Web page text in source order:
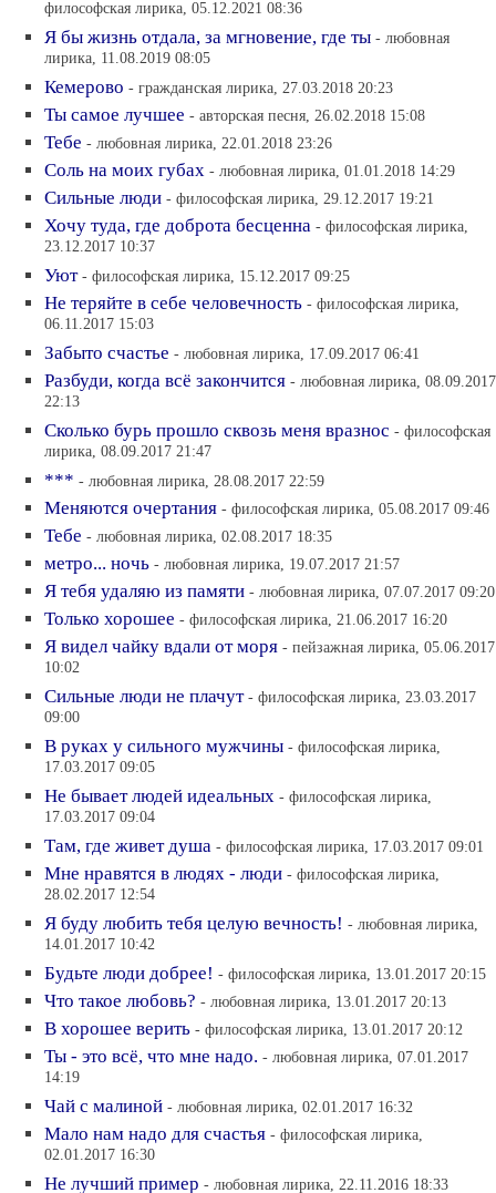
философская лирика, 05.12.2021 08:36
Я бы жизнь отдала, за мгновение, где ты - любовная
лирика, 11.08.2019 08:05
Кемерово - гражданская лирика, 27.03.2018 20:23
Ты самое лучшее - авторская песня, 26.02.2018 15:08
Тебе - любовная лирика, 22.01.2018 23:26
Соль на моих губах - любовная лирика, 01.01.2018 14:29
Сильные люди - философская лирика, 29.12.2017 19:21
Хочу туда, где доброта бесценна - философская лирика,
23.12.2017 10:37
Уют - философская лирика, 15.12.2017 09:25
Не теряйте в себе человечность - философская лирика,
06.11.2017 15:03
Забыто счастье - любовная лирика, 17.09.2017 06:41
Разбуди, когда всё закончится - любовная лирика, 08.09.2017
22:13
Сколько бурь прошло сквозь меня вразнос - философская
лирика, 08.09.2017 21:47
*** - любовная лирика, 28.08.2017 22:59
Меняются очертания - философская лирика, 05.08.2017 09:46
Тебе - любовная лирика, 02.08.2017 18:35
метро... ночь - любовная лирика, 19.07.2017 21:57
Я тебя удаляю из памяти - любовная лирика, 07.07.2017 09:20
Только хорошее - философская лирика, 21.06.2017 16:20
Я видел чайку вдали от моря - пейзажная лирика, 05.06.2017
10:02
Сильные люди не плачут - философская лирика, 23.03.2017
09:00
В руках у сильного мужчины - философская лирика,
17.03.2017 09:05
Не бывает людей идеальных - философская лирика,
17.03.2017 09:04
Там, где живет душа - философская лирика, 17.03.2017 09:01
Мне нравятся в людях - люди - философская лирика,
28.02.2017 12:54
Я буду любить тебя целую вечность! - любовная лирика,
14.01.2017 10:42
Будьте люди добрее! - философская лирика, 13.01.2017 20:15
Что такое любовь? - любовная лирика, 13.01.2017 20:13
В хорошее верить - философская лирика, 13.01.2017 20:12
Ты - это всё, что мне надо. - любовная лирика, 07.01.2017
14:19
Чай с малиной - любовная лирика, 02.01.2017 16:32
Мало нам надо для счастья - философская лирика,
02.01.2017 16:30
Не лучший пример - любовная лирика, 22.11.2016 18:33